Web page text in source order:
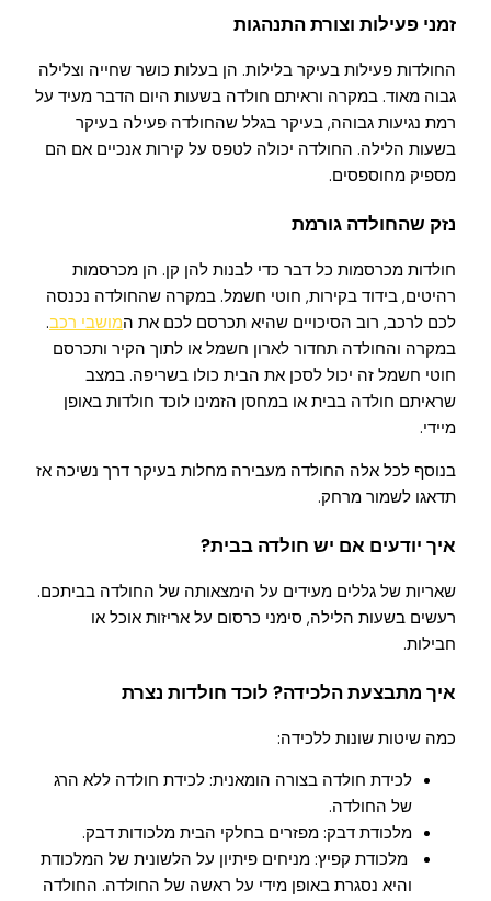
זמני פעילות וצורת התנהגות
החולדות פעילות בעיקר בלילות. הן בעלות כושר שחייה וצלילה
גבוה מאוד. במקרה וראיתם חולדה בשעות היום הדבר מעיד על
רמת נגיעות גבוהה, בעיקר בגלל שהחולדה פעילה בעיקר
בשעות הלילה. החולדה יכולה לטפס על קירות אנכיים אם הם
מספיק מחוספסים.
נזק שהחולדה גורמת
חולדות מכרסמות כל דבר כדי לבנות להן קן. הן מכרסמות
רהיטים, בידוד בקירות, חוטי חשמל. במקרה שהחולדה נכנסה
לכם לרכב, רוב הסיכויים שהיא תכרסם לכם את המושבי רכב.
במקרה והחולדה תחדור לארון חשמל או לתוך הקיר ותכרסם
חוטי חשמל זה יכול לסכן את הבית כולו בשריפה. במצב
שראיתם חולדה בבית או במחסן הזמינו לוכד חולדות באופן
מיידי.
בנוסף לכל אלה החולדה מעבירה מחלות בעיקר דרך נשיכה אז
תדאגו לשמור מרחק.
איך יודעים אם יש חולדה בבית?
שאריות של גללים מעידים על הימצאותה של החולדה בביתכם.
רעשים בשעות הלילה, סימני כרסום על אריזות אוכל או
חבילות.
איך מתבצעת הלכידה? לוכד חולדות נצרת
כמה שיטות שונות ללכידה:
לכידת חולדה בצורה הומאנית: לכידת חולדה ללא הרג
של החולדה.
מלכודת דבק: מפזרים בחלקי הבית מלכודות דבק.
מלכודת קפיץ: מניחים פיתיון על הלשונית של המלכודת
והיא נסגרת באופן מידי על ראשה של החולדה. החולדה